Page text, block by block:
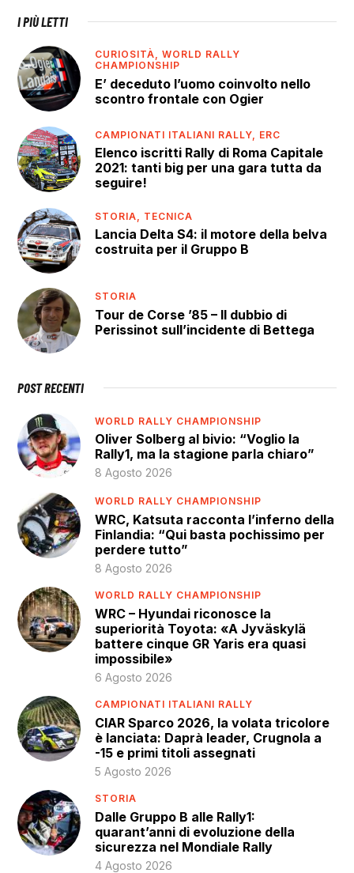
I PIÙ LETTI
CURIOSITÀ,WORLD RALLY
CHAMPIONSHIP
E’ deceduto l’uomo coinvolto nello
scontro frontale con Ogier
CAMPIONATI ITALIANI RALLY, ERC
Elenco iscritti Rally di Roma Capitale
2021: tanti big per una gara tutta da
seguire!
STORIA, TECNICA
Lancia Delta S4: il motore della belva
costruita per il Gruppo B
STORIA
Tour de Corse ’85 – Il dubbio di
Perissinot sull’incidente di Bettega
POST RECENTI
WORLD RALLY CHAMPIONSHIP
Oliver Solberg al bivio: “Voglio la
Rally1, ma la stagione parla chiaro”
8 Agosto 2026
WORLD RALLY CHAMPIONSHIP
WRC, Katsuta racconta l’inferno della
Finlandia: “Qui basta pochissimo per
perdere tutto”
8 Agosto 2026
WORLD RALLY CHAMPIONSHIP
WRC – Hyundai riconosce la
superiorità Toyota: «A Jyväskylä
battere cinque GR Yaris era quasi
impossibile»
6 Agosto 2026
CAMPIONATI ITALIANI RALLY
CIAR Sparco 2026, la volata tricolore
è lanciata: Daprà leader, Crugnola a
-15 e primi titoli assegnati
5 Agosto 2026
STORIA
Dalle Gruppo B alle Rally1:
quarant’anni di evoluzione della
sicurezza nel Mondiale Rally
4 Agosto 2026